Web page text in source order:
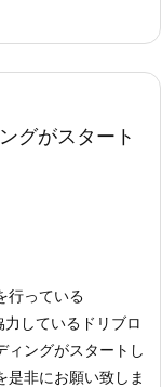
グがスタート
行っている
しているドリブロ
ィングがスタートし
是非にお願い致しま